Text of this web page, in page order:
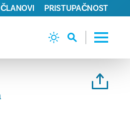
ČLANOVI PRISTUPAČNOST